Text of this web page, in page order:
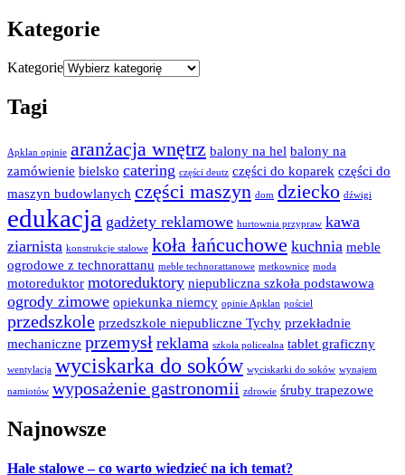
Kategorie
Kategorie
Tagi
Apklan opinie aranżacja wnętrz balony na hel balony na
zamówienie bielsko catering części deutz części do koparek części do
maszyn budowlanych części maszyn dom dziecko dźwigi
edukacja gadżety reklamowe hurtownia przypraw kawa
ziarnista konstrukcje stalowe koła łańcuchowe kuchnia meble
ogrodowe z technorattanu meble technorattanowe metkownice moda
motoreduktor motoreduktory niepubliczna szkoła podstawowa
ogrody zimowe opiekunka niemcy opinie Apklan pościel
przedszkole przedszkole niepubliczne Tychy przekładnie
mechaniczne przemysł reklama szkoła policealna tablet graficzny
wentylacja wyciskarka do soków wyciskarki do soków wynajem
namiotów wyposażenie gastronomii zdrowie śruby trapezowe
Najnowsze
Hale stalowe – co warto wiedzieć na ich temat?